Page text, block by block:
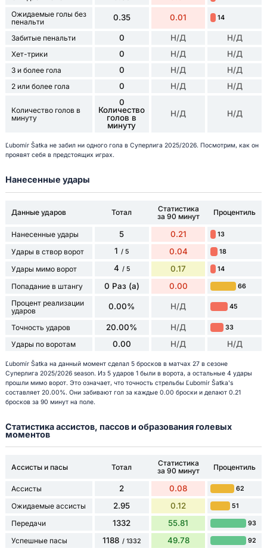
Ожидаемые голы без
пенальти
0.35 0.01 14
Забитые пенальти 0 Н/Д Н/Д
Хет-трики 0 Н/Д Н/Д
3 и более гола 0 Н/Д Н/Д
2 или более гола 0 Н/Д Н/Д
Количество голов в
минуту
0
Количество
голов в
минуту
Н/Д Н/Д
Ľubomír Šatka не забил ни одного гола в Суперлига 2025/2026. Посмотрим, как он
проявят себя в предстоящих играх.
Нанесенные удары
Данные ударов Тотал
Статистика
за 90 минут
Процентиль
Нанесенные удары 5 0.21 13
Удары в створ ворот 1 / 5 0.04 18
Удары мимо ворот 4 / 5 0.17 14
Попадание в штангу 0 Раз (а) 0.00 66
Процент реализации
ударов
0.00% Н/Д 45
Точность ударов 20.00% Н/Д 33
Удары по воротам 0.00 Н/Д Н/Д
Ľubomír Šatka на данный момент сделал 5 бросков в матчах 27 в сезоне
Суперлига 2025/2026 season. Из 5 ударов 1 были в ворота, а остальные 4 удары
прошли мимо ворот. Это означает, что точность стрельбы Ľubomír Šatka's
составляет 20.00%. Они забивают гол за каждые 0.00 броски и делают 0.21
бросков за 90 минут на поле.
Статистика ассистов, пассов и образования голевых
моментов
Ассисты и пасы Тотал
Статистика
за 90 минут
Процентиль
Ассисты 2 0.08 62
Ожидаемые ассисты 2.95 0.12 51
Передачи 1332 55.81 93
Успешные пасы 1188 / 1332 49.78 92